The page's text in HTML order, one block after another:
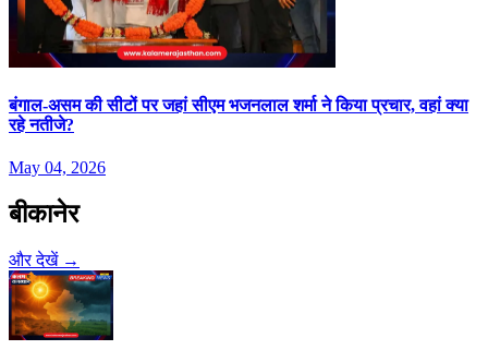
बंगाल-असम की सीटों पर जहां सीएम भजनलाल शर्मा ने किया प्रचार, वहां क्या
रहे नतीजे?
May 04, 2026
बीकानेर
और देखें →